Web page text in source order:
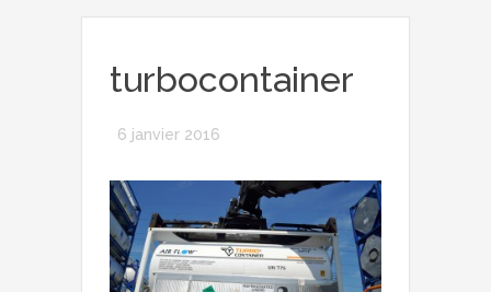
turbocontainer
6 janvier 2016